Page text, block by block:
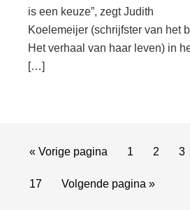
is een keuze”, zegt Judith
Koelemeijer (schrijfster van het
Het verhaal van haar leven) in
[…]
« Ga
Vorige pagina Pagina
1 Pagina
2 3
Pagina
17
Ga
Volgende pagina »